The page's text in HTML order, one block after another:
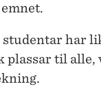
har
plassar til alle,